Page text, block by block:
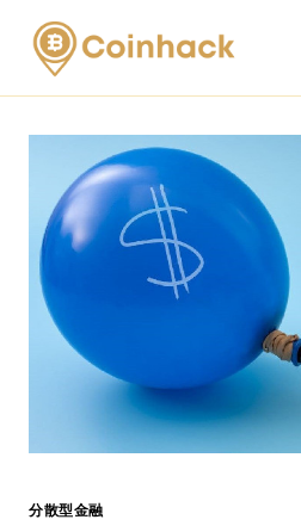
Skip
content
分散型金融